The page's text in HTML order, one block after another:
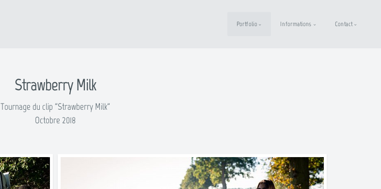
Portfolio Informations Contact
Strawberry Milk
Tournage du clip "Strawberry Milk"
Octobre 2018